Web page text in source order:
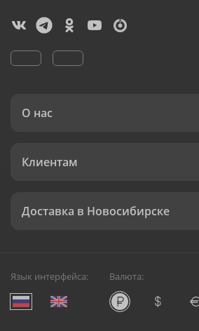
О нас
Клиентам
Доставка в Новосибирске
Язык интерфейса: Валюта: